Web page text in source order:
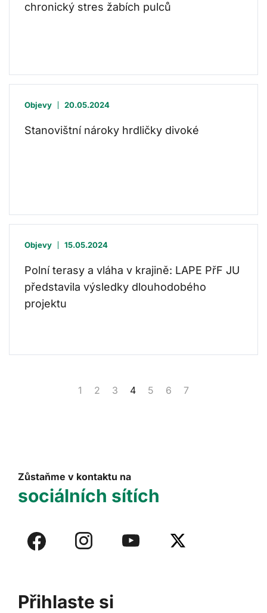
chronický stres žabích pulců
Objevy 20.05.2024
Stanovištní nároky hrdličky divoké
Objevy 15.05.2024
Polní terasy a vláha v krajině: LAPE PřF JU
představila výsledky dlouhodobého
projektu
1 2 3 4 5 6 7
Přihlaste si
Zůstaňme v kontaktu na
sociálních sítích